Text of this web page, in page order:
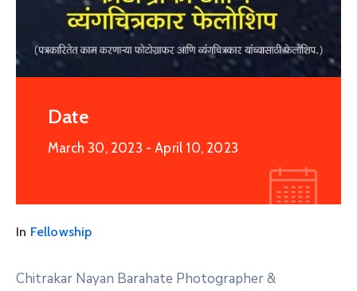
Date
March 30, 2023 - April 10, 2023
In Fellowship
Chitrakar Nayan Barahate Photographer &